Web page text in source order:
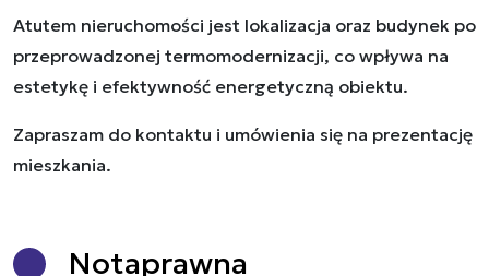
Atutem nieruchomości jest lokalizacja oraz budynek po
przeprowadzonej termomodernizacji, co wpływa na
estetykę i efektywność energetyczną obiektu.
Zapraszam do kontaktu i umówienia się na prezentację
mieszkania.
Notaprawna